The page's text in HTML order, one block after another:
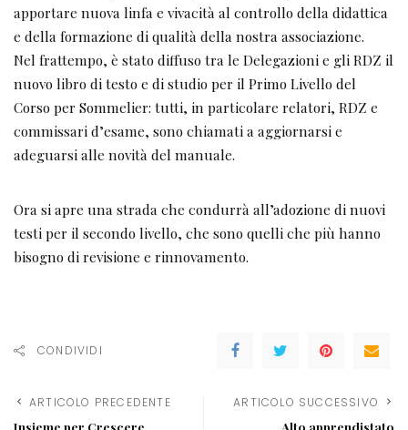
apportare nuova linfa e vivacità al controllo della didattica
e della formazione di qualità della nostra associazione.
Nel frattempo, è stato diffuso tra le Delegazioni e gli RDZ il
nuovo libro di testo e di studio per il Primo Livello del
Corso per Sommelier: tutti, in particolare relatori, RDZ e
commissari d’esame, sono chiamati a aggiornarsi e
adeguarsi alle novità del manuale.
Ora si apre una strada che condurrà all’adozione di nuovi
testi per il secondo livello, che sono quelli che più hanno
bisogno di revisione e rinnovamento.
CONDIVIDI
ARTICOLO PRECEDENTE
Insieme per Crescere
ARTICOLO SUCCESSIVO
Alto apprendistato